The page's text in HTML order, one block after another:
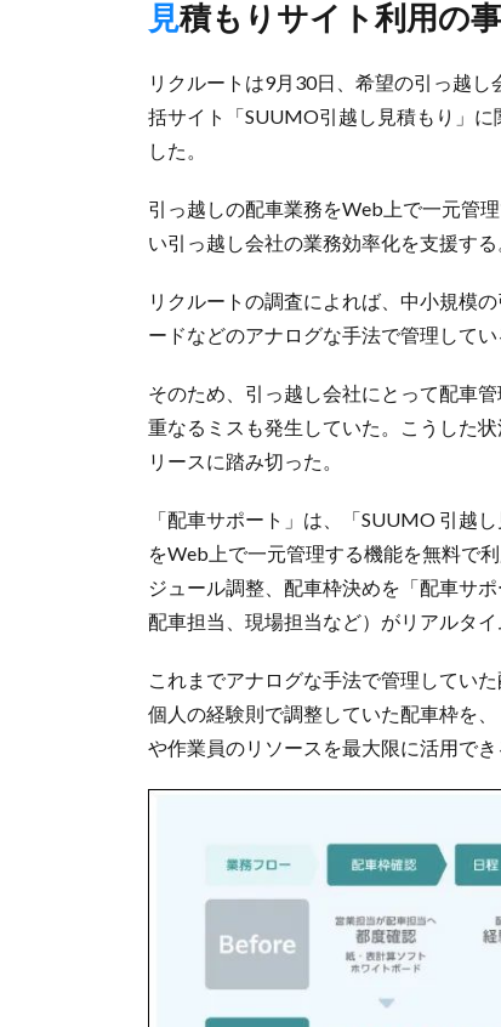
見積もりサイト利用の
リクルートは9月30日、希望の引っ越
括サイト「SUUMO引越し見積もり」
した。
引っ越しの配車業務をWeb上で一元管
い引っ越し会社の業務効率化を支援す
リクルートの調査によれば、中小規模
ードなどのアナログな手法で管理してい
そのため、引っ越し会社にとって配車
重なるミスも発生していた。こうした
リースに踏み切った。
「配車サポート」は、「SUUMO 引越
をWeb上で一元管理する機能を無料で
ジュール調整、配車枠決めを「配車サ
配車担当、現場担当など）がリアルタ
これまでアナログな手法で管理してい
個人の経験則で調整していた配車枠を
や作業員のリソースを最大限に活用でき